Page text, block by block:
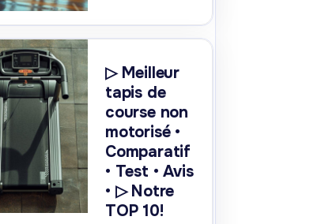
▷ Meilleur
tapis de
course non
motorisé •
Comparatif
• Test • Avis
• ▷ Notre
TOP 10!